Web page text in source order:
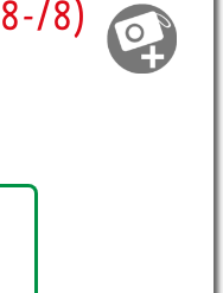
8)